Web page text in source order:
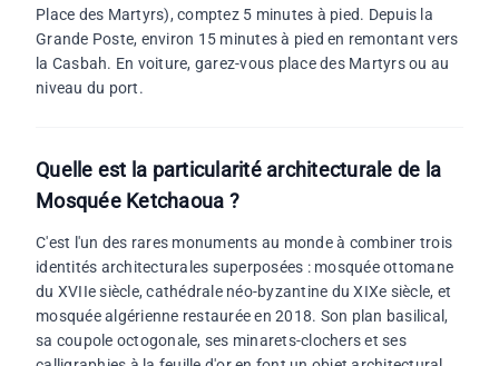
Place des Martyrs), comptez 5 minutes à pied. Depuis la
Grande Poste, environ 15 minutes à pied en remontant vers
la Casbah. En voiture, garez-vous place des Martyrs ou au
niveau du port.
Quelle est la particularité architecturale de la
Mosquée Ketchaoua ?
C'est l'un des rares monuments au monde à combiner trois
identités architecturales superposées : mosquée ottomane
du XVIIe siècle, cathédrale néo-byzantine du XIXe siècle, et
mosquée algérienne restaurée en 2018. Son plan basilical,
sa coupole octogonale, ses minarets-clochers et ses